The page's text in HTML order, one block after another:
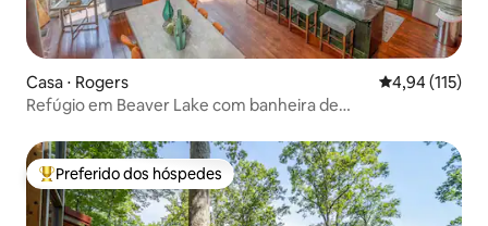
Casa ⋅ Rogers 4,94 de uma
4,94 (115)
Refúgio em Beaver Lake com banheira de
Entre os melhores preferidos dos hóspedes
Preferido dos hóspedes